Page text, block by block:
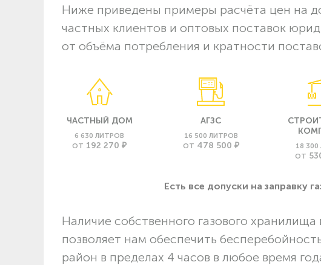
Ниже приведены примеры расчёта цен на
частных клиентов и оптовых поставок
от объёма потребления и кратности
ЧАСТНЫЙ ДОМ
6 630 ЛИТРОВ
ОТ 192 270 ₽
АГЗС
16 500 ЛИТРОВ
ОТ 478 500 ₽
18
ОТ
Есть все допуски нa заправку
Наличие собственного газового
позволяет нам обеспечить
район в пределах 4 часов в любое время